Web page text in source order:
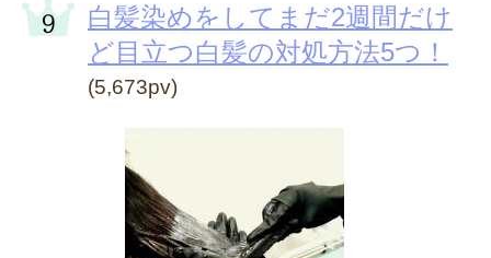
白髪染めをしてまだ2週間だけ
ど目立つ白髪の対処方法5つ！
(5,673pv)